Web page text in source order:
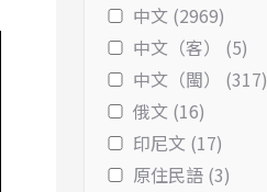
中文 (2969)
中文（客） (5)
中文（閩） (317)
俄文 (16)
印尼文 (17)
原住民語 (3)